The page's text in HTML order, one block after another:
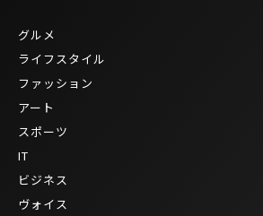
グルメ
ライフスタイル
ファッション
アート
スポーツ
IT
ビジネス
ヴォイス